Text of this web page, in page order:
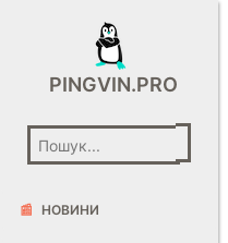
PINGVIN.PRO
📰 НОВИНИ